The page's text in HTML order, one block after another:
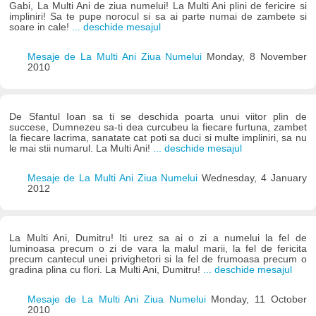
Gabi, La Multi Ani de ziua numelui! La Multi Ani plini de fericire si
impliniri! Sa te pupe norocul si sa ai parte numai de zambete si
soare in cale! ... deschide mesajul
Mesaje de La Multi Ani Ziua Numelui Monday, 8 November
2010
De Sfantul Ioan sa ti se deschida poarta unui viitor plin de
succese, Dumnezeu sa-ti dea curcubeu la fiecare furtuna, zambet
la fiecare lacrima, sanatate cat poti sa duci si multe impliniri, sa nu
le mai stii numarul. La Multi Ani!
... deschide mesajul
Mesaje de La Multi Ani Ziua NumeluiWednesday, 4 January
2012
La Multi Ani, Dumitru! Iti urez sa ai o zi a numelui la fel de
luminoasa precum o zi de vara la malul marii, la fel de fericita
precum cantecul unei privighetori si la fel de frumoasa precum o
gradina plina cu flori. La Multi Ani, Dumitru!
... deschide mesajul
Mesaje de La Multi Ani Ziua Numelui Monday, 11 October
2010